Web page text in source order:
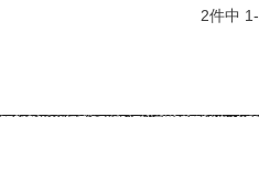
2件中 1-